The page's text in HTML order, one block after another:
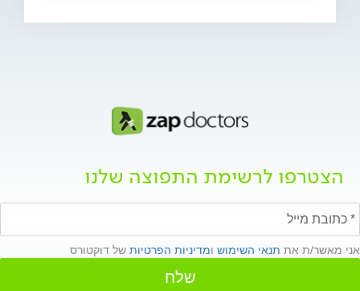
הצטרפו לרשימת התפוצה שלנו
אני מאשר/ת את תנאי השימוש ומדיניות הפרטיות של דוקטורס
שלח